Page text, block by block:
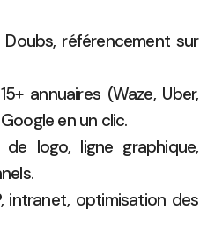
référencement sur
annuaires (Waze, Uber,
en un clic.
logo, ligne graphique,
intranet, optimisation des